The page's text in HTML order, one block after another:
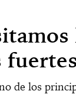
de los